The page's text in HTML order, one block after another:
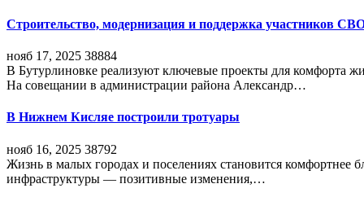
Строительство, модернизация и поддержка участников
нояб 17, 2025 38884
В Бутурлиновке реализуют ключевые проекты для комфорта
На совещании в администрации района Александр…
В Нижнем Кисляе построили тротуары
нояб 16, 2025 38792
Жизнь в малых городах и поселениях становится комфортнее
инфраструктуры — позитивные изменения,…